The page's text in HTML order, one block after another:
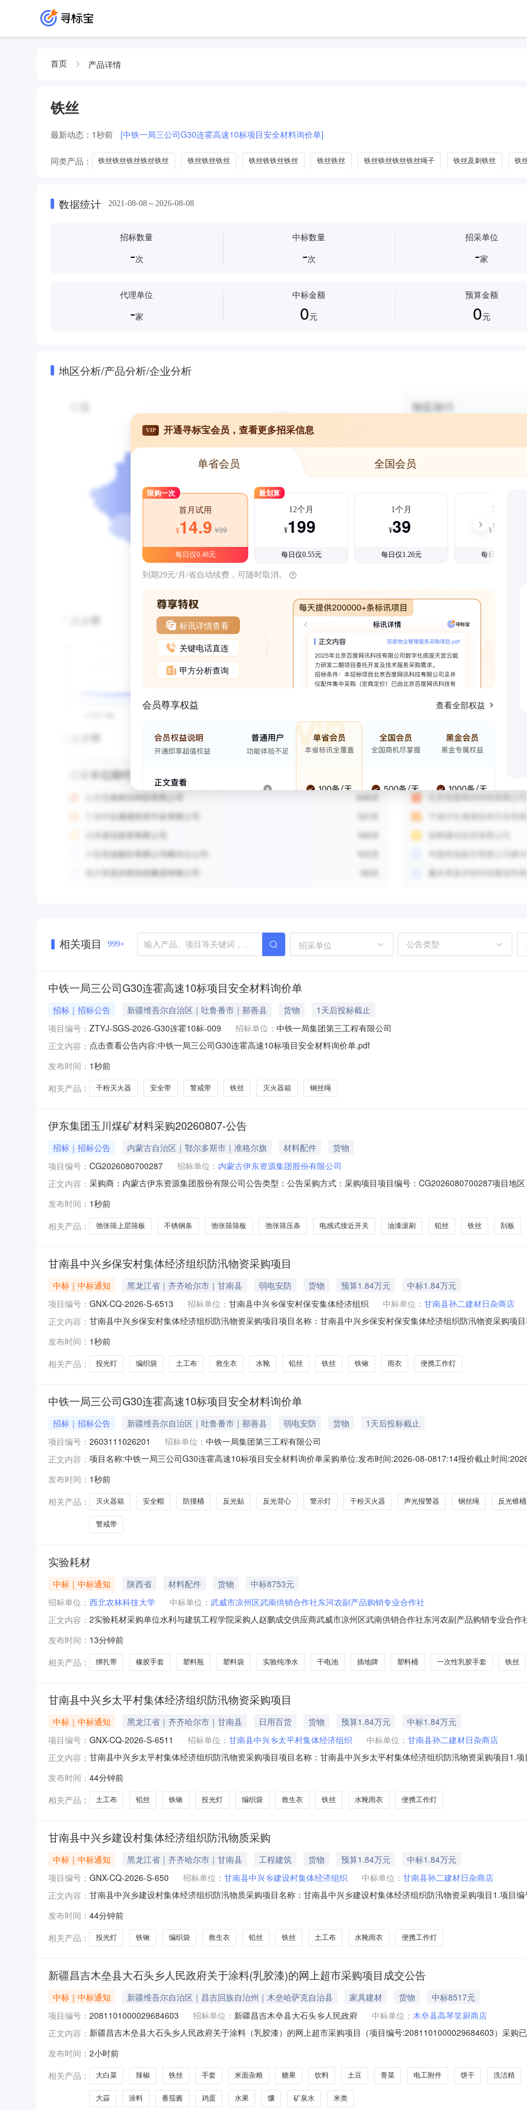
首页 产品详情
铁丝
最新动态： 1秒前 [中铁一局三公司G30连霍高速10标项目安全材料询价单]
同类产品： 铁丝铁丝铁丝铁丝铁丝 铁丝铁丝铁丝 铁丝铁铁丝铁丝 铁丝铁丝 铁丝铁丝铁丝铁丝绳子 铁丝及刺铁丝 铁
数据统计 2021-08-08～2026-08-08
招标数量
-次
中标数量
-次
招采单位
-家
代理单位
-家
中标金额
0元
预算金额
0元
地区分析/产品分析/企业分析
VIP 开通寻标宝会员，查看更多招采信息
单省会员 全国会员
限购一次
首月试用
¥14.9 ¥39
每日仅0.48元
最划算
12个月
¥199
每日仅0.55元
1个月
¥39
每日仅1.26元
3个月
¥99
每日仅1.08元
到期29元/月/省自动续费，可随时取消。
标讯详情查看
关键电话直连
甲方分析查询
会员尊享权益 查看全部权益
相关项目 999+ 招采单位
中铁一局三公司G30连霍高速10标项目安全材料询价单
招标｜招标公告 新疆维吾尔自治区｜吐鲁番市｜鄯善县 货物
1天后投标截止
项目编号： ZTYJ-SGS-2026-G30连霍10标-009 招标单位： 中铁一局集团第三工程有限公司
正文内容： 点击查看公告内容:中铁一局三公司G30连霍高速10标项目安全材料询价单.pdf
发布时间： 1秒前
相关产品：
干粉灭火器 安全带 警戒带 铁丝 灭火器箱 钢丝绳
伊东集团玉川煤矿材料采购20260807-公告
招标｜招标公告 内蒙古自治区｜鄂尔多斯市｜准格尔旗 材料配件
货物
项目编号： CG2026080700287 招标单位： 内蒙古伊东资源集团股份有限公司
正文内容： 采购商：内蒙古伊东资源集团股份有限公司公告类型：公告采购方式：采购项目项目编号：CG2026080700287项目地
板机链条？18*64—9—C条6刮板机刮板XGZ1400/L=1230mm根7刮板机马蹄式连接环？18*64/23CrNiMoMnSi个8刮板
发布时间： 1秒前
相关产品：
弛张筛上层筛板 不锈钢条 弛张筛筛板 弛张筛压条 电感式接近开关 油漆滚刷 铅丝 铁丝 刮板
甘南县中兴乡保安村集体经济组织防汛物资采购项目
中标｜中标通知 黑龙江省｜齐齐哈尔市｜甘南县 弱电安防 货物 预算1.84万元
中标1.84万元
项目编号： GNX-CQ-2026-S-6513 招标单位： 甘南县中兴乡保安村保安集体经济组织 中标单位： 甘南县孙二建材日杂商店
正文内容： 甘南县中兴乡保安村集体经济组织防汛物资采购项目项目名称：甘南县中兴乡保安村保安集体经济组织防汛物资采购项
名时间需向甘南县中兴乡农村产权交易专户账户缴纳保证金20%保证金存入账户。采购人：甘南县中兴乡保安村保安集
发布时间： 1秒前
相关产品：
投光灯 编织袋 土工布 救生衣 水靴 铅丝 铁丝 铁锹 雨衣 便携工作灯
中铁一局三公司G30连霍高速10标项目安全材料询价单
招标｜招标公告 新疆维吾尔自治区｜吐鲁番市｜鄯善县 弱电安防 货物
1天后投标截止
项目编号： 2603111026201 招标单位： 中铁一局集团第三工程有限公司
正文内容： 项目名称:中铁一局三公司G30连霍高速10标项目安全材料询价单采购单位:发布时间:2026-08-0817:14报价截止时间
付条件:结算后付款发票种类:增值税专用发票发票抬头:中铁一局集团（西安）有限公司税号:91611103MA6TLRT
发布时间： 1秒前
相关产品：
灭火器箱 安全帽 防撞桶 反光贴 反光背心 警示灯 干粉灭火器 声光报警器 钢丝绳 反光锥桶
警戒带
实验耗材
中标｜中标通知 陕西省 材料配件 货物
中标8753元
招标单位： 西北农林科技大学 中标单位： 武威市凉州区武南供销合作社东河农副产品购销专业合作社
正文内容： 2实验耗材采购单位水利与建筑工程学院采购人赵鹏成交供应商武威市凉州区武南供销合作社东河农副产品购销专业合
钻/4CNY200*塑料制品*插地牌/400CNY1.8*塑料制品*塑料瓶/860CNY1.6*水冰雪*实验纯净水/22CNY45*
发布时间： 13分钟前
相关产品：
绑扎带 橡胶手套 塑料瓶 塑料袋 实验纯净水 干电池 插地牌 塑料桶 一次性乳胶手套 铁丝
甘南县中兴乡太平村集体经济组织防汛物资采购项目
中标｜中标通知 黑龙江省｜齐齐哈尔市｜甘南县 日用百货 货物 预算1.84万元
中标1.84万元
项目编号： GNX-CQ-2026-S-6511 招标单位： 甘南县中兴乡太平村集体经济组织 中标单位： 甘南县孙二建材日杂商店
正文内容： 甘南县中兴乡太平村集体经济组织防汛物资采购项目项目名称：甘南县中兴乡太平村集体经济组织防汛物资采购项目1.
交易专户账户缴纳保证金20%保证金存入账户。采购人：甘南县中兴乡太平村集体经济组织代理机构：甘南县中兴乡农
（元
发布时间： 44分钟前
相关产品：
土工布 铅丝 铁锹 投光灯 编织袋 救生衣 铁丝 水靴雨衣 便携工作灯
甘南县中兴乡建设村集体经济组织防汛物质采购
中标｜中标通知 黑龙江省｜齐齐哈尔市｜甘南县 工程建筑 货物 预算1.84万元
中标1.84万元
项目编号： GNX-CQ-2026-S-650 招标单位： 甘南县中兴乡建设村集体经济组织 中标单位： 甘南县孙二建材日杂商店
正文内容： 甘南县中兴乡建设村集体经济组织防汛物质采购项目名称：甘南县中兴乡建设村集体经济组织防汛物资采购项目1.项目
户账户缴纳保证金20%保证金存入账户。采购人：甘南县中兴乡建设村集体经济组织代理机构：甘南县中兴乡农村产权
发布时间： 44分钟前
相关产品：
投光灯 铁锹 编织袋 救生衣 铅丝 铁丝 土工布 水靴雨衣 便携工作灯
新疆昌吉木垒县大石头乡人民政府关于涂料(乳胶漆)的网上超市采购项目成交公告
中标｜中标通知 新疆维吾尔自治区｜昌吉回族自治州｜木垒哈萨克自治县 家具建材 货物
中标8517元
项目编号： 2081101000029684603 招标单位： 新疆昌吉木垒县大石头乡人民政府 中标单位： 木垒县高琴笑厨商店
正文内容： 新疆昌吉木垒县大石头乡人民政府关于涂料（乳胶漆）的网上超市采购项目（项目编号:2081101000029684603）采购
采购计划金额（元）:项目所在行政区划编码:652328项目所在行政区划名称:新疆维吾尔自治区昌吉回族自治州木垒哈萨
发布时间： 2小时前
相关产品：
大白菜 辣椒 铁丝 手套 米面杂粮 糖果 饮料 土豆 青菜 电工附件 饼干 洗洁精
大蒜 涂料 番茄酱 鸡蛋 水果 馕 矿泉水 米类